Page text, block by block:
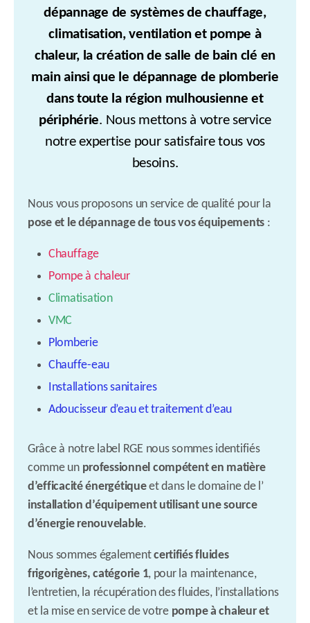
dépannage de systèmes de chauffage,
climatisation, ventilation et pompe à
chaleur, la création de salle de bain clé en
main ainsi que le dépannage de plomberie
dans toute la région mulhousienne et
périphérie. Nous mettons à votre service
notre expertise pour satisfaire tous vos
besoins.
Nous vous proposons un service de qualité pour la
pose et le dépannage de tous vos équipements :
Chauffage
Pompe à chaleur
Climatisation
VMC
Plomberie
Chauffe-eau
Installations sanitaires
Adoucisseur d’eau et traitement d’eau
Grâce à notre label RGE nous sommes identifiés
comme un professionnel compétent en matière
d’efficacité énergétiqueet dans le domaine de l’
installation d’équipement utilisant une source
d’énergie renouvelable.
Nous sommes égalementcertifiés fluides
frigorigènes, catégorie 1, pour la maintenance,
l’entretien, la récupération des fluides, l’installations
et la mise en service de votre pompe à chaleur et